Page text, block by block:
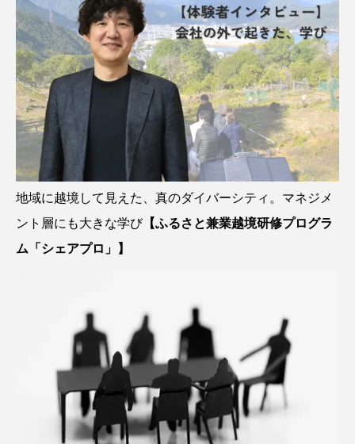
地域に越境して見えた、真のダイバーシティ。マネジメ
ント層にも大きな学び【ふるさと兼業越境研修プログラ
ム「シェアプロ」】